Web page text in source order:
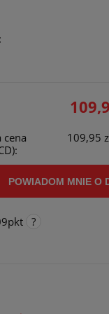
cena
109,95
POWIADOM MNIE O
pkt